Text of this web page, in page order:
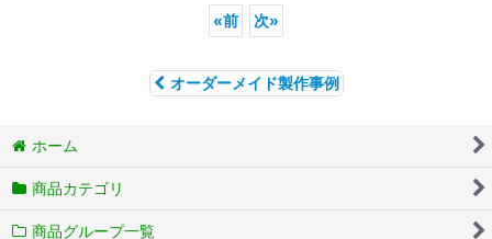
«前 次»
オーダーメイド製作事例
ホーム
商品カテゴリ
商品グループ一覧